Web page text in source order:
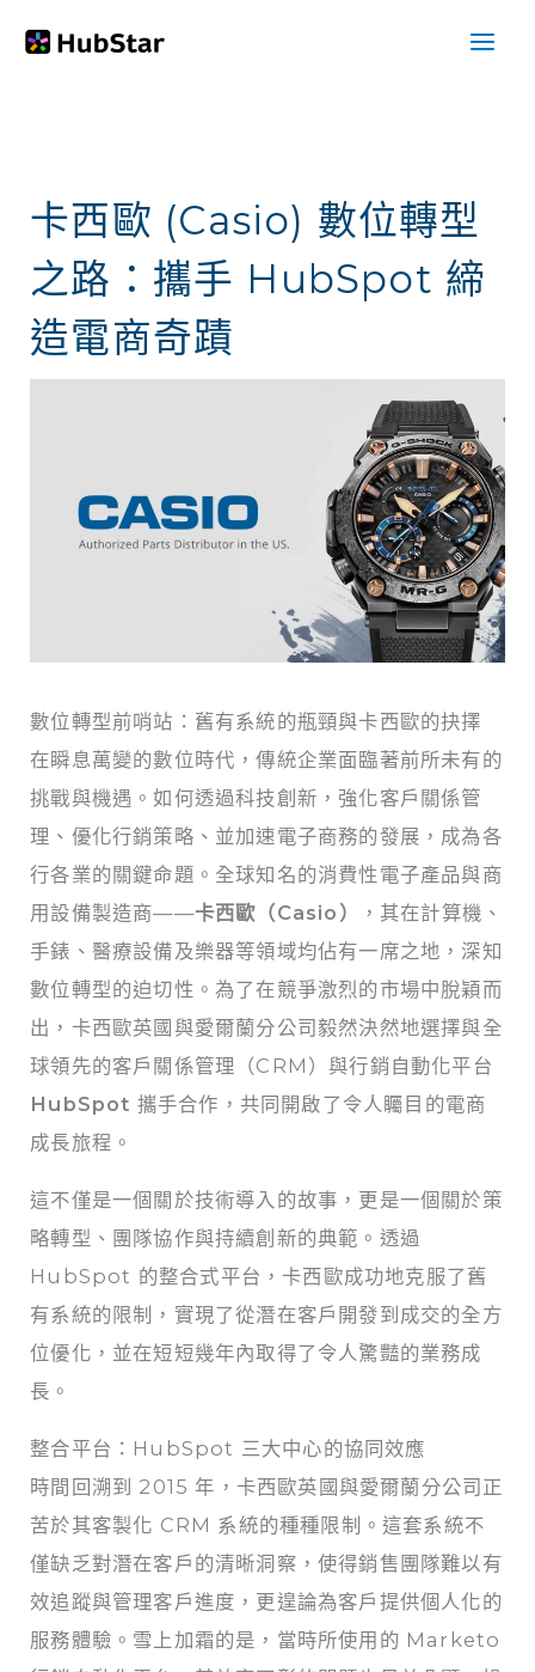
卡西歐 (Casio) 數位轉型
之路：攜手 HubSpot 締
造電商奇蹟
數位轉型前哨站：舊有系統的瓶頸與卡西歐的抉擇
在瞬息萬變的數位時代，傳統企業面臨著前所未有的
挑戰與機遇。如何透過科技創新，強化客戶關係管
理、優化行銷策略、並加速電子商務的發展，成為各
行各業的關鍵命題。全球知名的消費性電子產品與商
用設備製造商——卡西歐（Casio）
，其在計算機、
手錶、醫療設備及樂器等領域均佔有一席之地，深知
數位轉型的迫切性。為了在競爭激烈的市場中脫穎而
出，卡西歐英國與愛爾蘭分公司毅然決然地選擇與全
球領先的客戶關係管理（CRM）與行銷自動化平台
HubSpot 攜手合作，共同開啟了令人矚目的電商
成長旅程。
這不僅是一個關於技術導入的故事，更是一個關於策
略轉型、團隊協作與持續創新的典範。透過
HubSpot 的整合式平台，卡西歐成功地克服了舊
有系統的限制，實現了從潛在客戶開發到成交的全方
位優化，並在短短幾年內取得了令人驚豔的業務成
長。
整合平台：HubSpot 三大中心的協同效應
時間回溯到 2015 年，卡西歐英國與愛爾蘭分公司正
苦於其客製化 CRM 系統的種種限制。這套系統不
僅缺乏對潛在客戶的清晰洞察，使得銷售團隊難以有
效追蹤與管理客戶進度，更遑論為客戶提供個人化的
服務體驗。雪上加霜的是，當時所使用的 Marketo